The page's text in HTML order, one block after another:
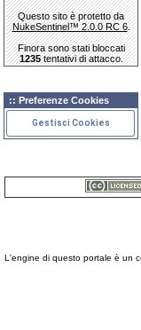
Questo sito è protetto da
NukeSentinel™ 2.0.0 RC 6.
Finora sono stati bloccati
1235tentativi di attacco.
:: Preferenze Cookies
Gestisci Cookies
L'engine di questo portale è un